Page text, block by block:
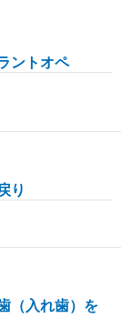
ントオペ
り
（入れ歯）を